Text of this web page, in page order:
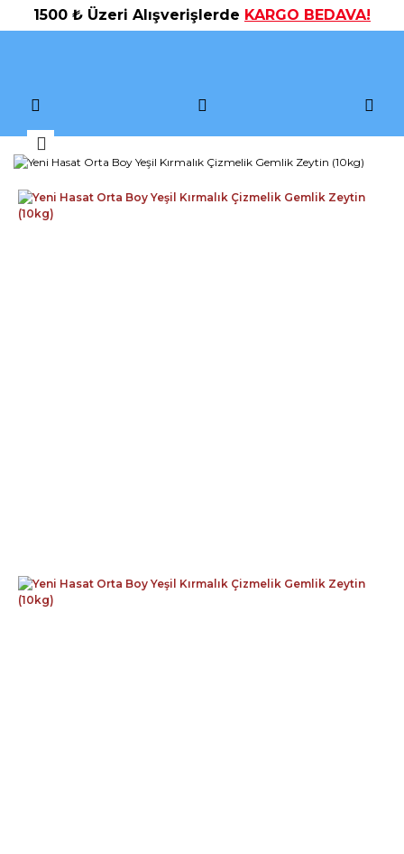
1500 ₺ Üzeri Alışverişlerde KARGO BEDAVA!